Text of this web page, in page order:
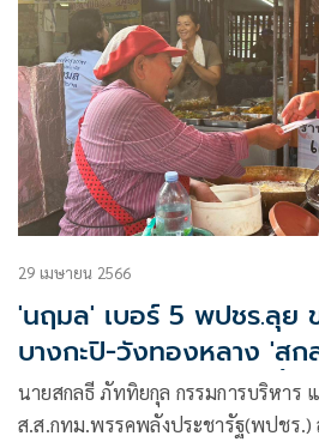
29 เมษายน 2566
'นฤมล' เบอร์ 5 พปชร.ลุย
บางกะปิ-วังทองหลาง 'สก
ทำความเข้าใจบัตรเลือกตั้ง
นายสกลธี ภัททิยกุล กรรมการบริหาร
ส.ส.กทม.พรรคพลังประชารัฐ(พปชร